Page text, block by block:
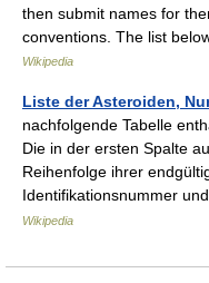
then submit names for
conventions. The list
Wikipedia
Liste der Asteroiden,
nachfolgende Tabelle
Die in der ersten Spalte
Reihenfolge ihrer
Identifikationsnummer
Wikipedia